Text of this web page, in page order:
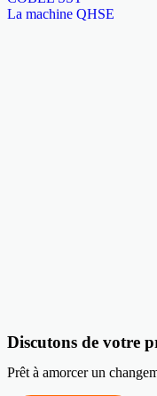
La machine QHSE
Discutons de votre
Prêt à amorcer un